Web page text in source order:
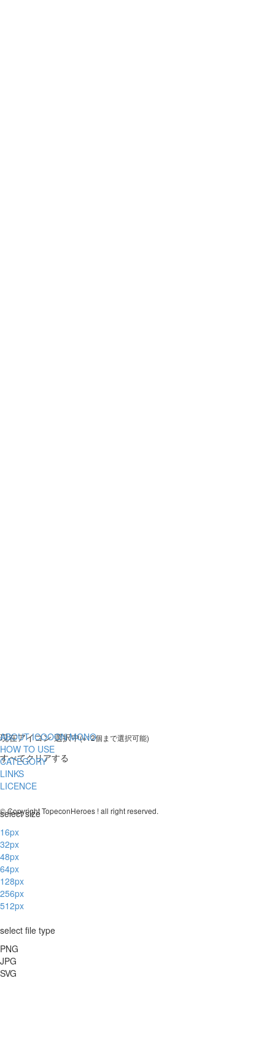
現在アイコン 選択中(※12個まで選択可能)
すべてクリアする
select size
16px
32px
48px
64px
128px
256px
512px
select file type
PNG
JPG
SVG
ABOUT ICOOON MONO
HOW TO USE
CATEGORY
LINKS
LICENCE
© Copyright TopeconHeroes ! all right reserved.